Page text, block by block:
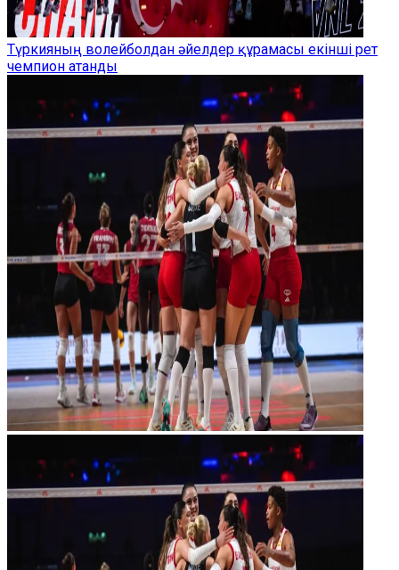
Түркияның волейболдан әйелдер құрамасы екінші рет
чемпион атанды